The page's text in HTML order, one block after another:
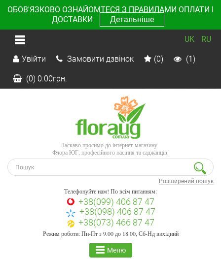
ОБОВ'ЯЗКОВО ОЗНАЙОМТЕСЯ З ПРАВИЛАМИ ОПЛАТИ І
ДОСТАВКИ
Детальніше
UK RU
Увійти Замовити дзвінок (0) (1)
(0) 0.00грн.
Ласкаво просимо до інтернет-магазину
Флора ЮГ, професійного насіння та саджанців.
Розширений пошук
Телефонуйте нам! По всім питанням:
+38(099) 406 87 47
+38(098) 406 87 47
+38(073) 466 87 47
Режим роботи: Пн-Пт з 9.00 до 18.00, Сб-Нд вихідний
Меню